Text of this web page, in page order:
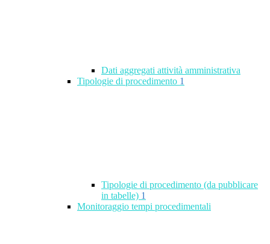
Dati aggregati attività amministrativa
Tipologie di procedimento 1
Tipologie di procedimento (da pubblicare
in tabelle) 1
Monitoraggio tempi procedimentali